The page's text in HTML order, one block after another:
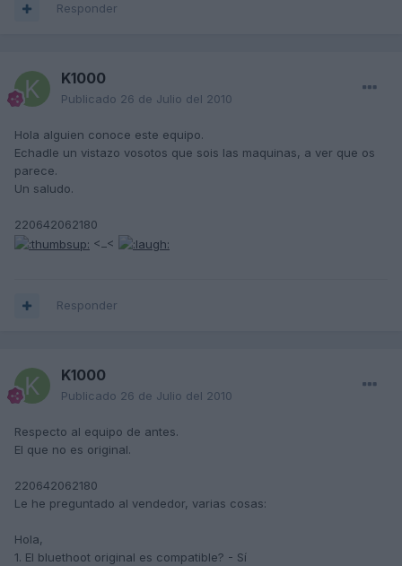
Responder
K1000
Publicado 26 de Julio del 2010
Hola alguien conoce este equipo.
Echadle un vistazo vosotos que sois las maquinas, a ver que os
parece.
Un saludo.
220642062180
<_<
Responder
K1000
Publicado 26 de Julio del 2010
Respecto al equipo de antes.
El que no es original.
220642062180
Le he preguntado al vendedor, varias cosas:
Hola,
1. El bluethoot original es compatible? - Sí